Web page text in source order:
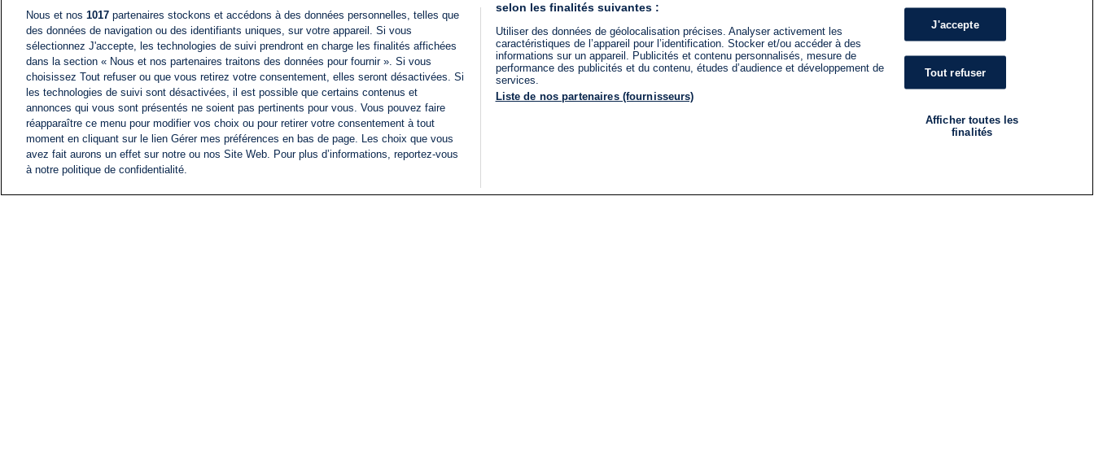
Nous et nos 1017 partenaires stockons et accédons à des données personnelles, telles que
des données de navigation ou des identifiants uniques, sur votre appareil. Si vous
sélectionnez J'accepte, les technologies de suivi prendront en charge les finalités affichées
dans la section « Nous et nos partenaires traitons des données pour fournir ». Si vous
choisissez Tout refuser ou que vous retirez votre consentement, elles seront désactivées. Si
les technologies de suivi sont désactivées, il est possible que certains contenus et
annonces qui vous sont présentés ne soient pas pertinents pour vous. Vous pouvez faire
réapparaître ce menu pour modifier vos choix ou pour retirer votre consentement à tout
moment en cliquant sur le lien Gérer mes préférences en bas de page. Les choix que vous
avez fait aurons un effet sur notre ou nos Site Web. Pour plus d’informations, reportez-vous
à notre politique de confidentialité.
selon les finalités suivantes :
Utiliser des données de géolocalisation précises. Analyser activement les
caractéristiques de l’appareil pour l’identification. Stocker et/ou accéder à des
informations sur un appareil. Publicités et contenu personnalisés, mesure de
performance des publicités et du contenu, études d’audience et développement de
services.
Liste de nos partenaires (fournisseurs)
J'accepte
Tout refuser
Afficher toutes les
finalités